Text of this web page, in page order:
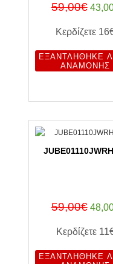
59,00€
Κερδίζετε
ΕΞΑΝΤΛΉΘΗΚΕ
ΑΝΑΜΟΝΉΣ
59,00€
Κερδίζετε
ΕΞΑΝΤΛΉΘΗΚΕ